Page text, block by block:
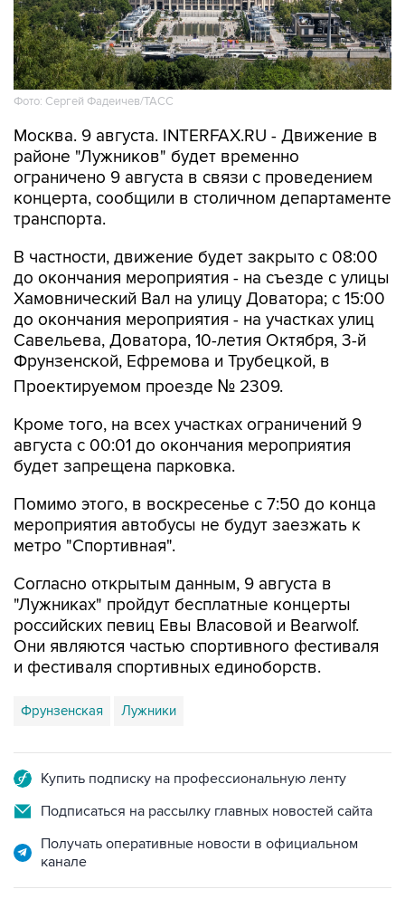
Фото: Сергей Фадеичев/ТАСС
Москва. 9 августа. INTERFAX.RU - Движение в
районе "Лужников" будет временно
ограничено 9 августа в связи с проведением
концерта, сообщили в столичном департаменте
транспорта.
В частности, движение будет закрыто с 08:00
до окончания мероприятия - на съезде с улицы
Хамовнический Вал на улицу Доватора; с 15:00
до окончания мероприятия - на участках улиц
Савельева, Доватора, 10-летия Октября, 3-й
Фрунзенской, Ефремова и Трубецкой, в
Проектируемом проезде № 2309.
Кроме того, на всех участках ограничений 9
августа с 00:01 до окончания мероприятия
будет запрещена парковка.
Помимо этого, в воскресенье с 7:50 до конца
мероприятия автобусы не будут заезжать к
метро "Спортивная".
Согласно открытым данным, 9 августа в
"Лужниках" пройдут бесплатные концерты
российских певиц Евы Власовой и Bearwolf.
Они являются частью спортивного фестиваля
и фестиваля спортивных единоборств.
Фрунзенская Лужники
Купить подписку на профессиональную ленту
Подписаться на рассылку главных новостей сайта
Получать оперативные новости в официальном
канале